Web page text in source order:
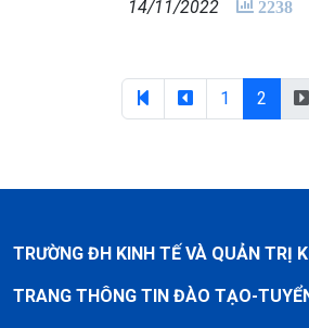
14/11/2022 2238
1 2
TRƯỜNG ĐH KINH TẾ VÀ QUẢN TRỊ
TRANG THÔNG TIN ĐÀO TẠO-